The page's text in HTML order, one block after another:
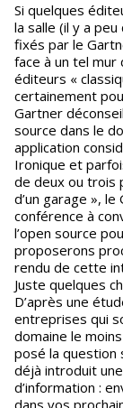
Si quelques éditeurs de solutions open source étaient dans
la salle (il y a
fixés par le
face à un tel mur
éditeurs «
certainement
Gartner
source dans le
application
Ironique et
de deux ou trois
d’un garage »,
conférence à
l’open source
proposerons
rendu de cette
Juste quelques
D’après une
entreprises qui
domaine le
posé la question
déjà introduit
d’information :
dans vos